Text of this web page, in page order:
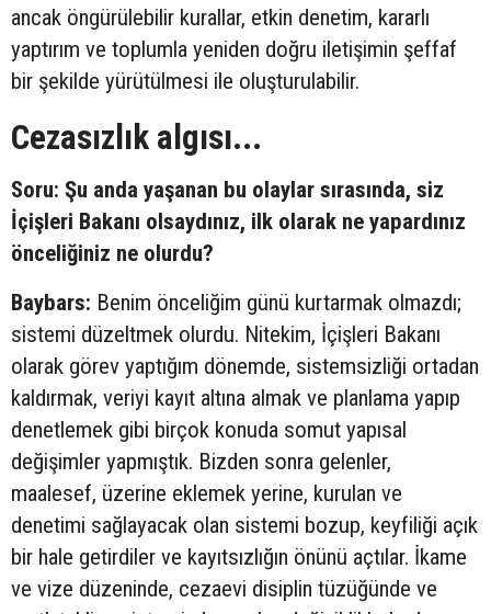
ancak öngürülebilir kurallar, etkin denetim, kararlı
yaptırım ve toplumla yeniden doğru iletişimin şeffaf
bir şekilde yürütülmesi ile oluşturulabilir.
Cezasızlık algısı...
Soru: Şu anda yaşanan bu olaylar sırasında, siz
İçişleri Bakanı olsaydınız, ilk olarak ne yapardınız
önceliğiniz ne olurdu?
Baybars: Benim önceliğim günü kurtarmak olmazdı;
sistemi düzeltmek olurdu. Nitekim, İçişleri Bakanı
olarak görev yaptığım dönemde, sistemsizliği ortadan
kaldırmak, veriyi kayıt altına almak ve planlama yapıp
denetlemek gibi birçok konuda somut yapısal
değişimler yapmıştık. Bizden sonra gelenler,
maalesef, üzerine eklemek yerine, kurulan ve
denetimi sağlayacak olan sistemi bozup, keyfiliği açık
bir hale getirdiler ve kayıtsızlığın önünü açtılar. İkame
ve vize düzeninde, cezaevi disiplin tüzüğünde ve